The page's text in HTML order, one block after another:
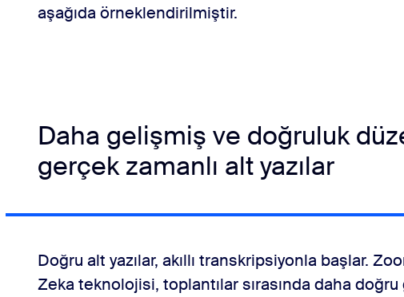
aşağıda örneklendirilmiştir.
Daha gelişmiş ve doğruluk
gerçek zamanlı alt yazılar
Doğru alt yazılar, akıllı transkripsiyonla başlar.
Zeka teknolojisi, toplantılar sırasında daha doğru